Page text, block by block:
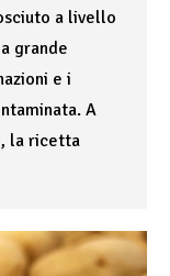
a livello
grande
e i
A
la ricetta